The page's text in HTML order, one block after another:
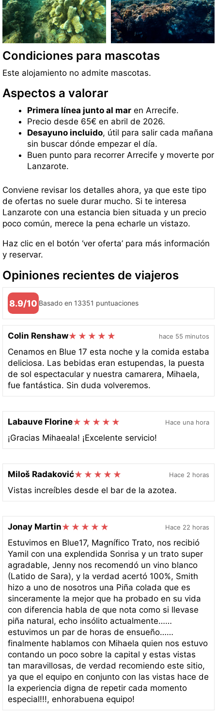
Condiciones para mascotas
Este alojamiento no admite mascotas.
Aspectos a valorar
Primera línea junto al mar en Arrecife.
Precio desde 65€ en abril de 2026.
Desayuno incluido, útil para salir cada mañana
sin buscar dónde empezar el día.
Buen punto para recorrer Arrecife y moverte por
Lanzarote.
Conviene revisar los detalles ahora, ya que este tipo
de ofertas no suele durar mucho. Si te interesa
Lanzarote con una estancia bien situada y un precio
poco común, merece la pena echarle un vistazo.
Haz clic en el botón ‘ver oferta’ para más información
y reservar.
Opiniones recientes de viajeros
8.9/10 Basado en 13351 puntuaciones
Colin Renshaw hace 55 minutos
Cenamos en Blue 17 esta noche y la comida estaba
deliciosa. Las bebidas eran estupendas, la puesta
de sol espectacular y nuestra camarera, Mihaela,
fue fantástica. Sin duda volveremos.
Labauve Florine Hace una hora
¡Gracias Mihaeala! ¡Excelente servicio!
Miloš Radaković Hace 2 horas
Vistas increíbles desde el bar de la azotea.
Jonay Martin Hace 22 horas
Estuvimos en Blue17, Magnífico Trato, nos recibió
Yamil con una explendida Sonrisa y un trato super
agradable, Jenny nos recomendó un vino blanco
(Latido de Sara), y la verdad acertó 100%, Smith
hizo a uno de nosotros una Piña colada que es
sinceramente la mejor que ha probado en su vida
con diferencia habla de que nota como si llevase
piña natural, echo insólito actualmente……
estuvimos un par de horas de ensueño……
finalmente hablamos con Mihaela quien nos estuvo
contando un poco sobre la capital y estas vistas
tan maravillosas, de verdad recomiendo este sitio,
ya que el equipo en conjunto con las vistas hace de
la experiencia digna de repetir cada momento
especial!!!, enhorabuena equipo!